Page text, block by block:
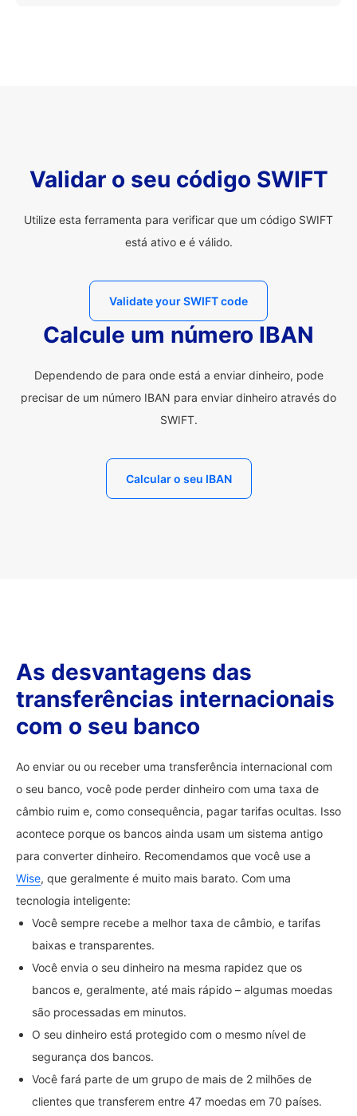
Validar o seu código SWIFT
Utilize esta ferramenta para verificar que um código SWIFT
está ativo e é válido.
Validate your SWIFT code
Calcule um número IBAN
Dependendo de para onde está a enviar dinheiro, pode
precisar de um número IBAN para enviar dinheiro através do
SWIFT.
Calcular o seu IBAN
As desvantagens das
transferências internacionais
com o seu banco
Ao enviar ou ou receber uma transferência internacional com
o seu banco, você pode perder dinheiro com uma taxa de
câmbio ruim e, como consequência, pagar tarifas ocultas. Isso
acontece porque os bancos ainda usam um sistema antigo
para converter dinheiro. Recomendamos que você use a
Wise, que geralmente é muito mais barato. Com uma
tecnologia inteligente:
Você sempre recebe a melhor taxa de câmbio, e tarifas
baixas e transparentes.
Você envia o seu dinheiro na mesma rapidez que os
bancos e, geralmente, até mais rápido – algumas moedas
são processadas em minutos.
O seu dinheiro está protegido com o mesmo nível de
segurança dos bancos.
Você fará parte de um grupo de mais de 2 milhões de
clientes que transferem entre 47 moedas em 70 países.